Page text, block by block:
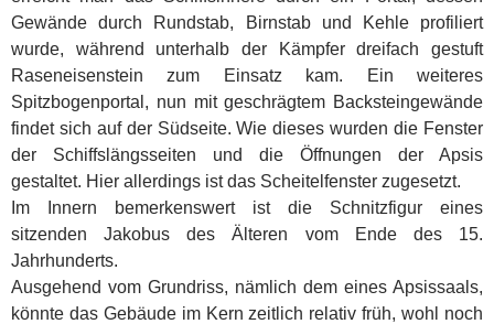
Gewände durch Rundstab, Birnstab und Kehle profiliert
wurde, während unterhalb der Kämpfer dreifach gestuft
Raseneisenstein zum Einsatz kam. Ein weiteres
Spitzbogenportal, nun mit geschrägtem Backsteingewände
findet sich auf der Südseite. Wie dieses wurden die Fenster
der Schiffslängsseiten und die Öffnungen der Apsis
gestaltet. Hier allerdings ist das Scheitelfenster zugesetzt.
Im Innern bemerkenswert ist die Schnitzfigur eines
sitzenden Jakobus des Älteren vom Ende des 15.
Jahrhunderts.
Ausgehend vom Grundriss, nämlich dem eines Apsissaals,
könnte das Gebäude im Kern zeitlich relativ früh, wohl noch